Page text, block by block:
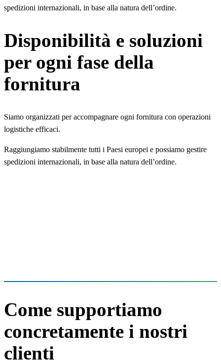
spedizioni internazionali, in base alla natura dell’ordine.
Disponibilità e soluzioni
per ogni fase della
fornitura
Siamo organizzati per accompagnare ogni fornitura con operazioni
logistiche efficaci.
Raggiungiamo stabilmente tutti i Paesi europei e possiamo gestire
spedizioni internazionali, in base alla natura dell’ordine.
Come supportiamo
concretamente i nostri
clienti